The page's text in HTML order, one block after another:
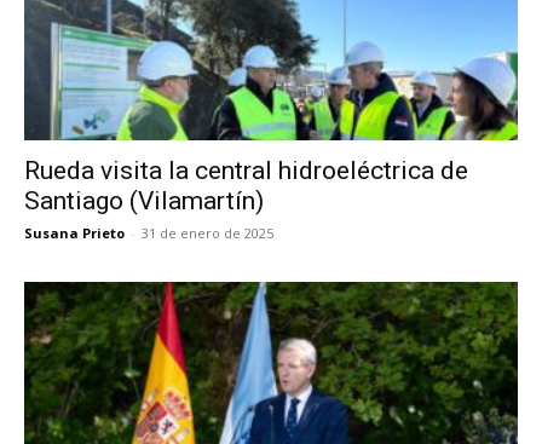
Rueda visita la central hidroeléctrica de
Santiago (Vilamartín)
Susana Prieto - 31 de enero de 2025